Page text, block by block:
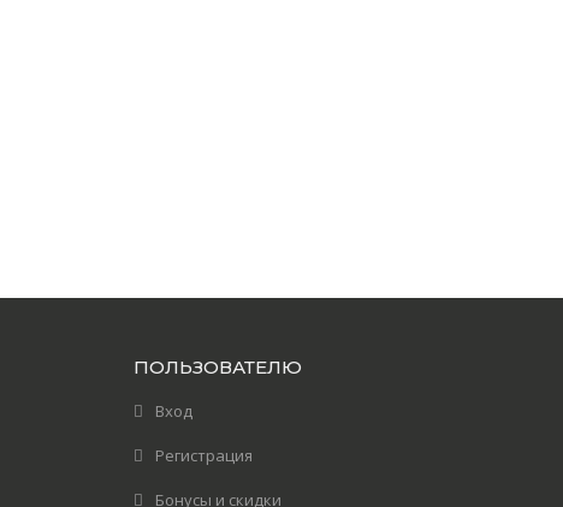
ПОЛЬЗОВАТЕЛЮ
Вход
Регистрация
Бонусы и скидки